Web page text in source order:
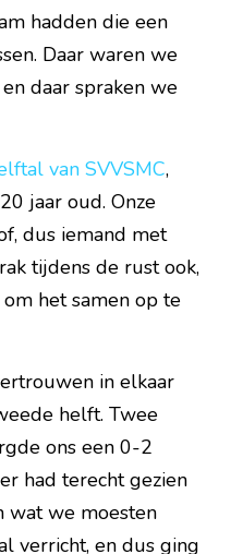
hadden die een
Daar waren we
daar spraken we
van SVVSMC,
jaar oud. Onze
dus iemand met
tijdens de rust ook,
het samen op te
in elkaar
helft. Twee
ons een 0-2
had terecht gezien
wat we moesten
verricht, en dus ging